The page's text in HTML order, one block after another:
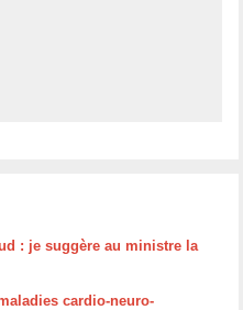
: je suggère au ministre la
cardio-neuro-